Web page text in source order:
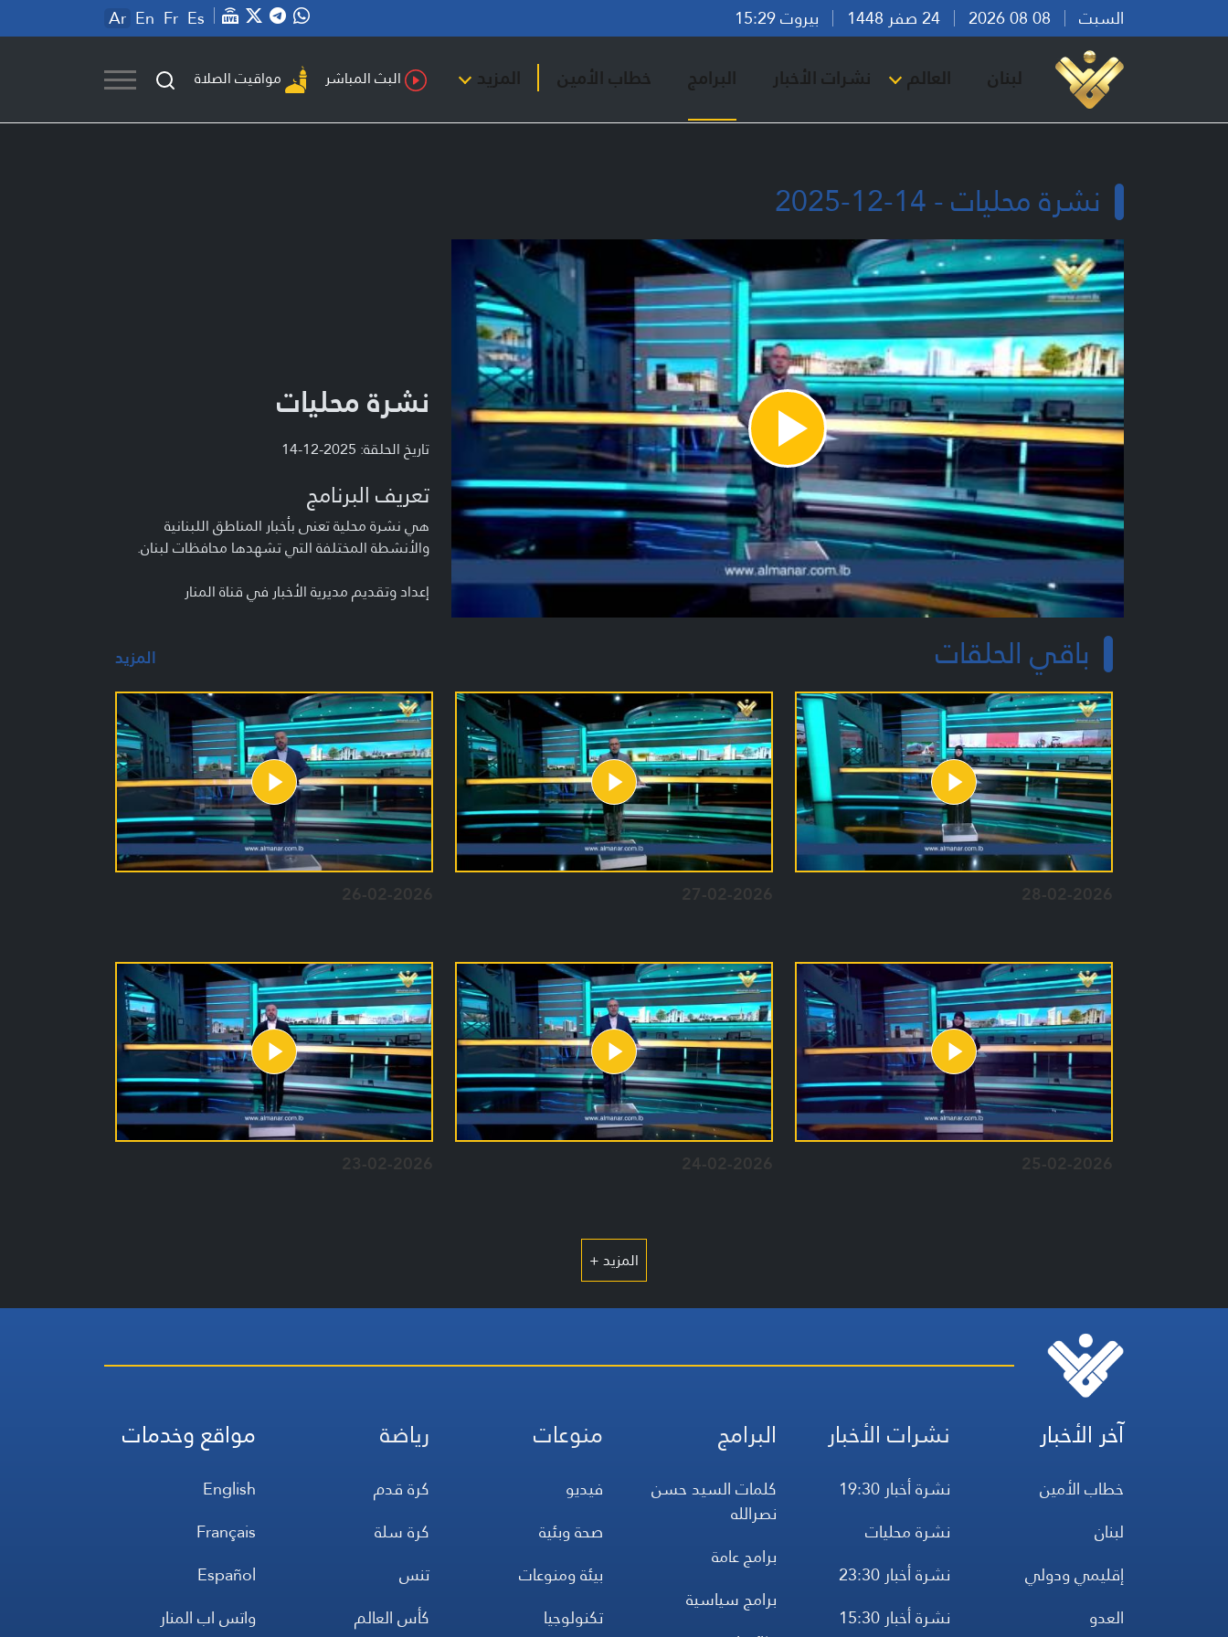
السبت بيروت 15:29 Ar En Fr Es
لبنان العالم نشرات الأخبار البرامج خطاب الأمين المزيد البث المباشر مواقيت الصلاة
نشرة محليات - 14-12-2025
Play
Video
نشرة محليات
تاريخ الحلقة: 2025-12-14
تعريف البرنامج
هي نشرة محلية تعنى بأخبار المناطق اللبنانية
والأنشطة المختلفة التي تشهدها محافظات لبنان.
إعداد وتقديم مديرية الأخبار في قناة المنار
باقي الحلقات المزيد
28-02-2026
27-02-2026
26-02-2026
25-02-2026
24-02-2026
23-02-2026
المزيد +
آخر الأخبار
خطاب الأمين
لبنان
إقليمي ودولي
العدو
نشرات الأخبار
نشرة أخبار 19:30
نشرة محليات
نشرة أخبار 23:30
نشرة أخبار 15:30
البرامج
كلمات السيد حسن
نصرالله
برامج عامة
برامج سياسية
منوعات
فيديو
صحة وبئية
بيئة ومنوعات
تكنولوجيا
رياضة
كرة قدم
كرة سلة
تنس
كأس العالم
مواقع وخدمات
English
Français
Español
واتس اب المنار